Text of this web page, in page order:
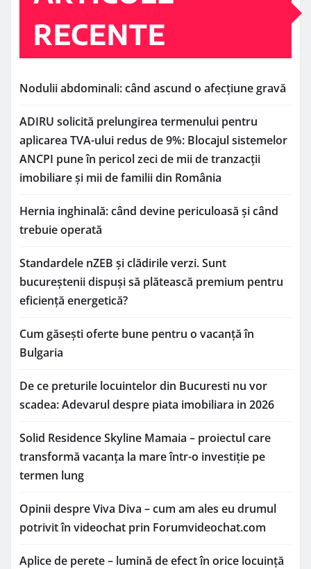
RECENTE
Nodulii abdominali: când ascund o afecțiune gravă
ADIRU solicită prelungirea termenului pentru
aplicarea TVA-ului redus de 9%: Blocajul sistemelor
ANCPI pune în pericol zeci de mii de tranzacții
imobiliare și mii de familii din România
Hernia inghinală: când devine periculoasă și când
trebuie operată
Standardele nZEB și clădirile verzi. Sunt
bucureștenii dispuși să plătească premium pentru
eficiență energetică?
Cum găsești oferte bune pentru o vacanță în
Bulgaria
De ce preturile locuintelor din Bucuresti nu vor
scadea: Adevarul despre piata imobiliara in 2026
Solid Residence Skyline Mamaia – proiectul care
transformă vacanța la mare într-o investiție pe
termen lung
Opinii despre Viva Diva – cum am ales eu drumul
potrivit în videochat prin Forumvideochat.com
Aplice de perete – lumină de efect în orice locuință